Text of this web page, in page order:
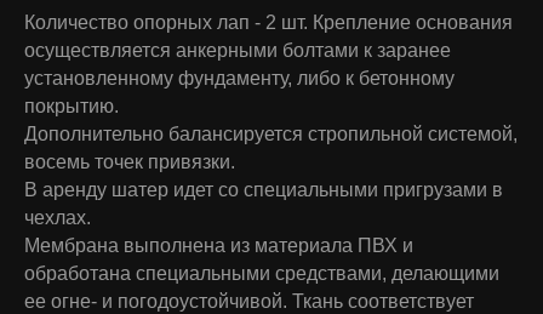
Количество опорных лап - 2 шт. Крепление основания
осуществляется анкерными болтами к заранее
установленному фундаменту, либо к бетонному
покрытию.
Дополнительно балансируется стропильной системой,
восемь точек привязки.
В аренду шатер идет со специальными пригрузами в
чехлах.
Мембрана выполнена из материала ПВХ и
обработана специальными средствами, делающими
ее огне- и погодоустойчивой. Ткань соответствует